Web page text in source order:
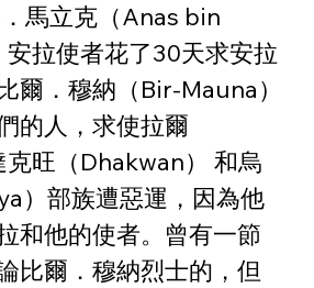
馬立克（Anas bin
拉使者花了30天求安拉
爾．穆納（Bir-Mauna）
的人，求使拉爾
克旺（Dhakwan） 和烏
）部族遭惡運，因為他
和他的使者。曾有一節
比爾．穆納烈士的，但